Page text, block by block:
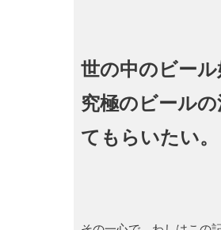
世の中のビー
究極のビール
てもらいたい。